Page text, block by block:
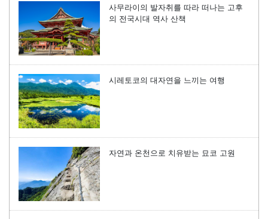
사무라이의 발자취를 따라 떠나는 고후
의 전국시대 역사 산책
시레토코의 대자연을 느끼는 여행
자연과 온천으로 치유받는 묘코 고원